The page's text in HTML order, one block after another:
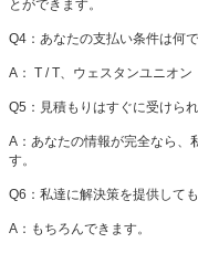
とができます。
Q4：あなたの支払い条件は何
A： T / T、ウェスタンユニオン
Q5：見積もりはすぐに受けら
A：あなたの情報が完全なら、
す。
Q6：私達に解決策を提供して
A：もちろんできます。